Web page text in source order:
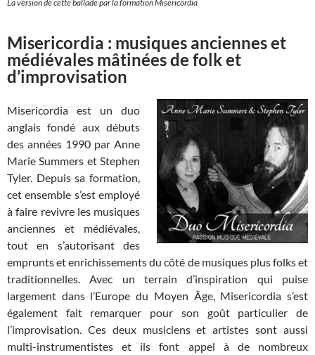
La version de cette ballade par la formation Misericordia
Misericordia : musiques anciennes et
médiévales mâtinées de folk et
d’improvisation
Misericordia est un duo
anglais fondé aux débuts
des années 1990 par Anne
Marie Summers et Stephen
Tyler. Depuis sa formation,
cet ensemble s’est employé
à faire revivre les musiques
anciennes et médiévales,
tout en s’autorisant des
emprunts et enrichissements du côté de musiques plus folks et
traditionnelles. Avec un terrain d’inspiration qui puise
largement dans l’Europe du Moyen Âge, Misericordia s’est
également fait remarquer pour son goût particulier de
l’improvisation. Ces deux musiciens et artistes sont aussi
multi-instrumentistes et ils font appel à de nombreux